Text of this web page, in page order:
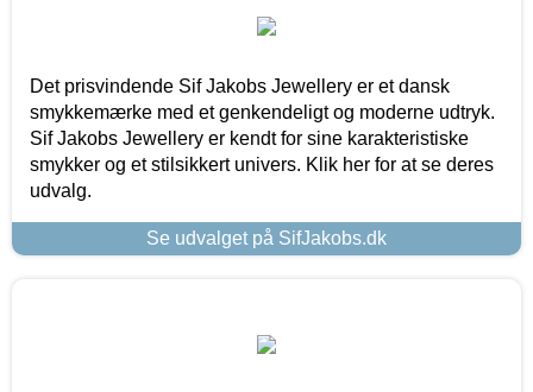
Det prisvindende Sif Jakobs Jewellery er et dansk
smykkemærke med et genkendeligt og moderne udtryk.
Sif Jakobs Jewellery er kendt for sine karakteristiske
smykker og et stilsikkert univers. Klik her for at se deres
udvalg.
Se udvalget på SifJakobs.dk